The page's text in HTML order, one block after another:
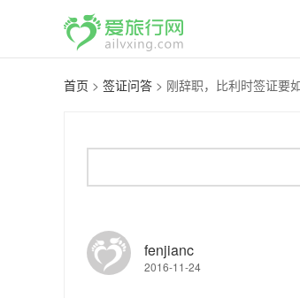
首页 > 签证问答 > 刚辞职，比利时签证要
fenjianc
2016-11-24